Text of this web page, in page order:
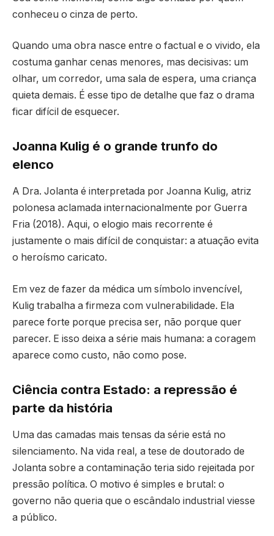
conheceu o cinza de perto.
Quando uma obra nasce entre o factual e o vivido, ela
costuma ganhar cenas menores, mas decisivas: um
olhar, um corredor, uma sala de espera, uma criança
quieta demais. É esse tipo de detalhe que faz o drama
ficar difícil de esquecer.
Joanna Kulig é o grande trunfo do
elenco
A Dra. Jolanta é interpretada por Joanna Kulig, atriz
polonesa aclamada internacionalmente por Guerra
Fria (2018). Aqui, o elogio mais recorrente é
justamente o mais difícil de conquistar: a atuação evita
o heroísmo caricato.
Em vez de fazer da médica um símbolo invencível,
Kulig trabalha a firmeza com vulnerabilidade. Ela
parece forte porque precisa ser, não porque quer
parecer. E isso deixa a série mais humana: a coragem
aparece como custo, não como pose.
Ciência contra Estado: a repressão é
parte da história
Uma das camadas mais tensas da série está no
silenciamento. Na vida real, a tese de doutorado de
Jolanta sobre a contaminação teria sido rejeitada por
pressão política. O motivo é simples e brutal: o
governo não queria que o escândalo industrial viesse
a público.